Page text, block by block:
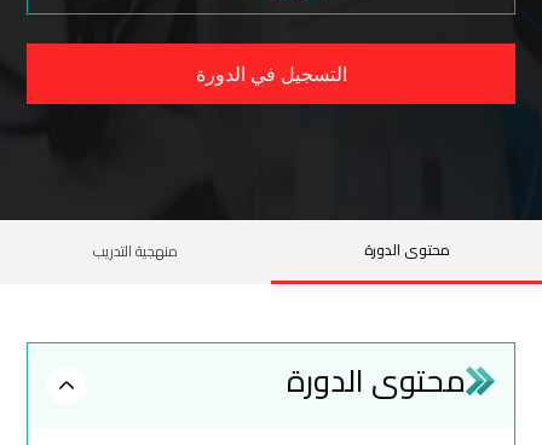
التسجيل في الدورة
محتوى الدورة منهجية التدريب
محتوى الدورة